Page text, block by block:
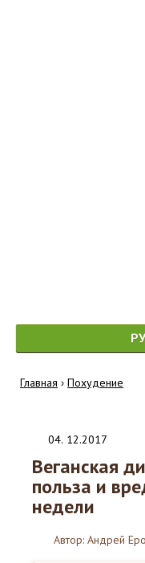
Главная › Похудение
04. 12.2017
Веганская
польза и
недели
Автор: Андрей